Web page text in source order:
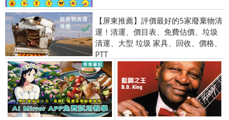
【屏東推薦】評價最好的5家廢棄物清
運！清運、價目表、免費估價、垃圾
清運、大型 垃圾 家具、回收、價格、
PTT